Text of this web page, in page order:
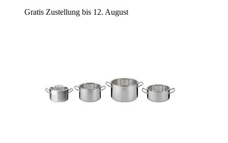
Gratis Zustellung bis 12. August